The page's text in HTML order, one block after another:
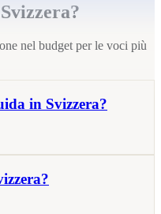
nel budget per le voci più
in Svizzera?